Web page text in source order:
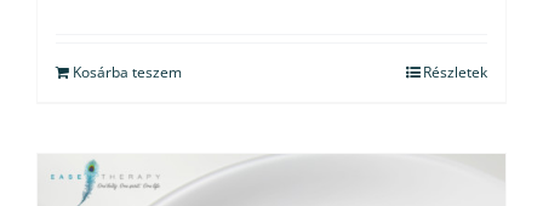
Kosárba teszem Részletek